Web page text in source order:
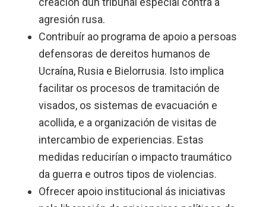
agresión rusa.
Contribuír ao programa de apoio a persoas
defensoras de dereitos humanos de
Ucraína, Rusia e Bielorrusia. Isto implica
facilitar os procesos de tramitación de
visados, os sistemas de evacuación e
acollida, e a organización de visitas de
intercambio de experiencias. Estas
medidas reducirían o impacto traumático
da guerra e outros tipos de violencias.
Ofrecer apoio institucional ás iniciativas